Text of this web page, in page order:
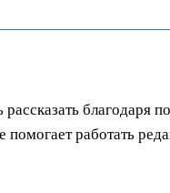
благодаря
работать